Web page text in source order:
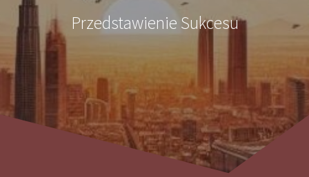
Przedstawienie Sukcesu